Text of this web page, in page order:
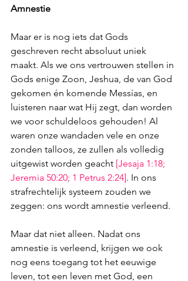
Amnestie
Maar er is nog iets dat Gods
geschreven recht absoluut uniek
maakt. Als we ons vertrouwen stellen in
Gods enige Zoon, Jeshua, de van God
gekomen én komende Messías, en
luisteren naar wat Hij zegt, dan worden
we voor schuldeloos gehouden! Al
waren onze wandaden vele en onze
zonden talloos, ze zullen als volledig
uitgewist worden geacht [Jesaja 1:18;
Jeremia 50:20; 1 Petrus 2:24]. In ons
strafrechtelijk systeem zouden we
zeggen: ons wordt amnestie verleend.
Maar dat niet alleen. Nadat ons
amnestie is verleend, krijgen we ook
nog eens toegang tot het eeuwige
leven, tot een leven met God, een